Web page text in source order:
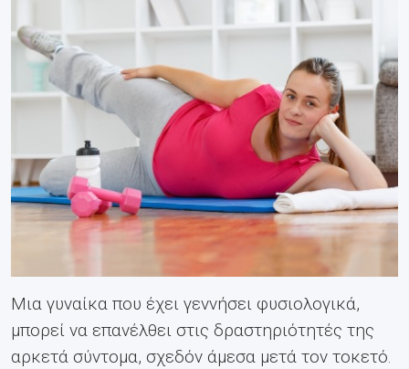
Μια γυναίκα που έχει γεννήσει φυσιολογικά,
μπορεί να επανέλθει στις δραστηριότητές της
αρκετά σύντομα, σχεδόν άμεσα μετά τον τοκετό.